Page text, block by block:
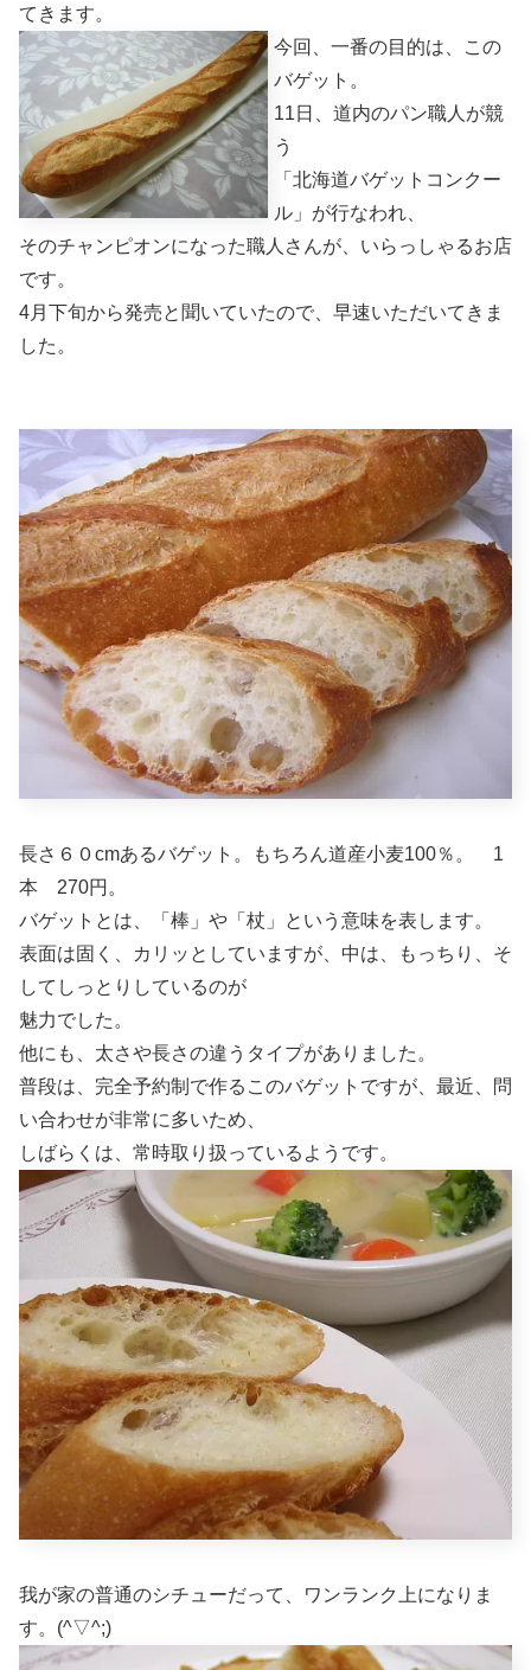
てきます。
今回、一番の目的は、この
バゲット。
11日、道内のパン職人が競
う
「北海道バゲットコンクー
ル」が行なわれ、
そのチャンピオンになった職人さんが、いらっしゃるお店
です。
4月下旬から発売と聞いていたので、早速いただいてきま
した。
長さ６０cmあるバゲット。もちろん道産小麦100％。 1
本 270円。
バゲットとは、「棒」や「杖」という意味を表します。
表面は固く、カリッとしていますが、中は、もっちり、そ
してしっとりしているのが
魅力でした。
他にも、太さや長さの違うタイプがありました。
普段は、完全予約制で作るこのバゲットですが、最近、問
い合わせが非常に多いため、
しばらくは、常時取り扱っているようです。
我が家の普通のシチューだって、ワンランク上になりま
す。(^▽^;)